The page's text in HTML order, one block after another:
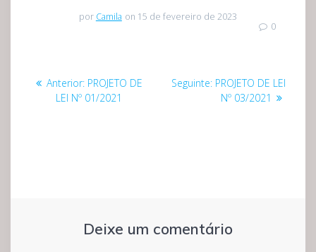
por Camila on 15 de fevereiro de 2023
0
Navegação
Anterior: Post
anterior:
PROJETO DE
LEI Nº 01/2021
Seguinte: Post
seguinte:
PROJETO DE LEI
Nº 03/2021
Deixe um comentário